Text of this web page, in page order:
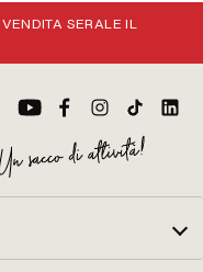
VENDITA SERALE IL